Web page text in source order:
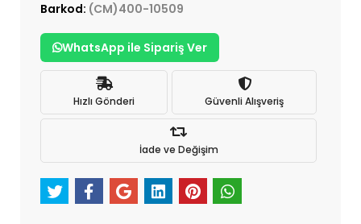
Barkod: (CM)400-10509
WhatsApp ile Sipariş Ver
Hızlı Gönderi Güvenli Alışveriş
İade ve Değişim